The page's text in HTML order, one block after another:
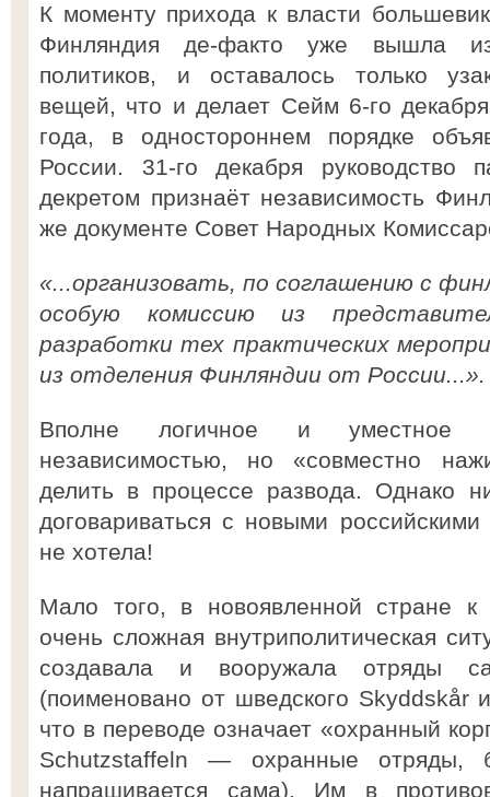
К моменту прихода к власти
Финляндия де-факто уже вышла из
политиков, и оставалось только
вещей, что и делает Сейм 6-го
года, в одностороннем порядке
России. 31-го декабря руководство
декретом признаёт независимость
же документе Совет Народных
«...организовать, по соглашению с
особую комиссию из
разработки тех практических
из отделения Финляндии от России...».
Вполне логичное и уместное
независимостью, но «совместно
делить в процессе развода. Однако
договариваться с новыми
не хотела!
Мало того, в новоявленной стране к
очень сложная внутриполитическая
создавала и вооружала отряды
(поименовано от шведского Skyddskår
что в переводе означает «охранный
Schutzstaffeln — охранные отряды,
напрашивается сама). Им в